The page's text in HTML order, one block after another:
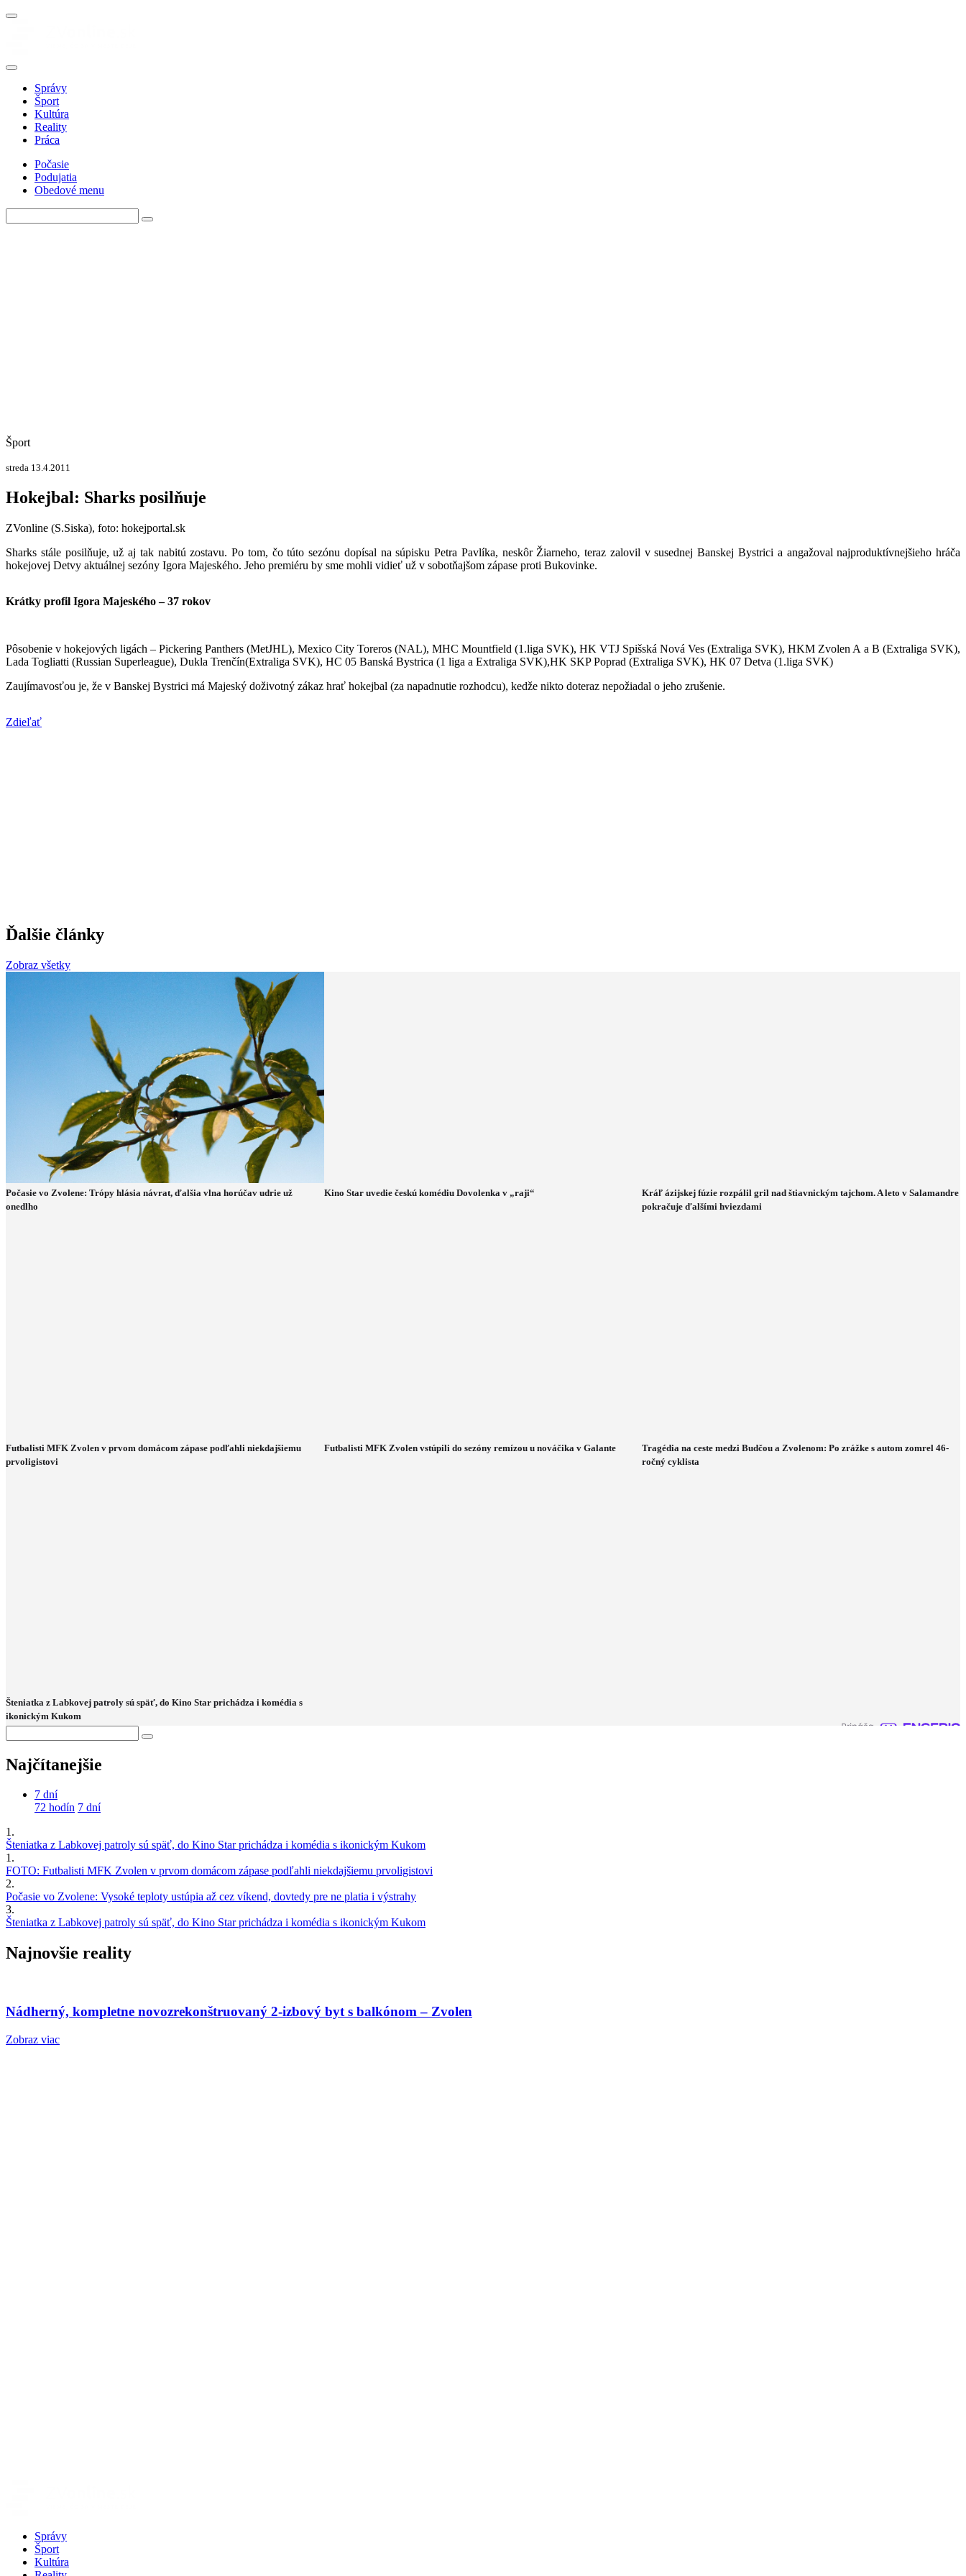
Správy
Šport
Kultúra
Reality
Práca
Počasie
Podujatia
Obedové menu
Šport
streda 13.4.2011
Hokejbal: Sharks posilňuje
ZVonline (S.Siska), foto: hokejportal.sk
Sharks stále posilňuje, už aj tak nabitú zostavu.Po tom, čo túto sezónu dopísal na súpisku Petra Pavlíka, neskôr Žiarneho, teraz zalovil v susednej Banskej Bystrici a angažoval najproduktívnejšieho hráča
hokejovej Detvy aktuálnej sezóny Igora Majeského. Jeho premiéru by sme mohli vidieť už v sobotňajšom zápase proti Bukovinke.
Krátky profil Igora Majeského – 37 rokov
Pôsobenie v hokejových ligách – Pickering Panthers (MetJHL), Mexico City Toreros (NAL), MHC Mountfield (1.liga SVK), HK VTJ Spišská Nová Ves (Extraliga SVK), HKM Zvolen A a B (Extraliga SVK),
Lada Togliatti (Russian Superleague), Dukla Trenčín(Extraliga SVK), HC 05 Banská Bystrica (1 liga a Extraliga SVK),HK SKP Poprad (Extraliga SVK), HK 07 Detva (1.liga SVK)
Zaujímavosťou je, že v Banskej Bystrici má Majeský doživotný zákaz hrať hokejbal (za napadnutie rozhodcu), kedže nikto doteraz nepožiadal o jeho zrušenie.
Zdieľať
Ďalšie články
Zobraz všetky
Počasie vo Zvolene: Trópy hlásia návrat, ďalšia vlna horúčav udrie už
onedlho
Kino Star uvedie českú komédiu Dovolenka v „raji“
Kráľ ázijskej fúzie rozpálil gril nad štiavnickým tajchom. A leto v Salamandre
pokračuje ďalšími hviezdami
Futbalisti MFK Zvolen v prvom domácom zápase podľahli niekdajšiemu
prvoligistovi
Futbalisti MFK Zvolen vstúpili do sezóny remízou u nováčika v Galante
Tragédia na ceste medzi Budčou a Zvolenom: Po zrážke s autom zomrel 46-
ročný cyklista
Šteniatka z Labkovej patroly sú späť, do Kino Star prichádza i komédia s
ikonickým Kukom
Najčítanejšie
7 dní
72 hodín 7 dní
1.
Šteniatka z Labkovej patroly sú späť, do Kino Star prichádza i komédia s ikonickým Kukom
1.
FOTO: Futbalisti MFK Zvolen v prvom domácom zápase podľahli niekdajšiemu prvoligistovi
2.
Počasie vo Zvolene: Vysoké teploty ustúpia až cez víkend, dovtedy pre ne platia i výstrahy
3.
Šteniatka z Labkovej patroly sú späť, do Kino Star prichádza i komédia s ikonickým Kukom
Najnovšie reality
Nádherný, kompletne novozrekonštruovaný 2-izbový byt s balkónom – Zvolen
Zobraz viac
Správy
Šport
Kultúra